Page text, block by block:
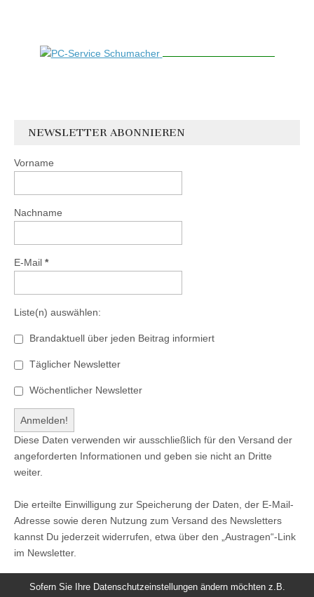
NEWSLETTER ABONNIEREN
Vorname
Nachname
E-Mail *
Liste(n) auswählen:
Brandaktuell über jeden Beitrag informiert
Täglicher Newsletter
Wöchentlicher Newsletter
Diese Daten verwenden wir ausschließlich für den Versand der
angeforderten Informationen und geben sie nicht an Dritte
weiter.
Die erteilte Einwilligung zur Speicherung der Daten, der E-Mail-
Adresse sowie deren Nutzung zum Versand des Newsletters
kannst Du jederzeit widerrufen, etwa über den „Austragen“-Link
im Newsletter.
Sofern Sie Ihre Datenschutzeinstellungen ändern möchten z.B.